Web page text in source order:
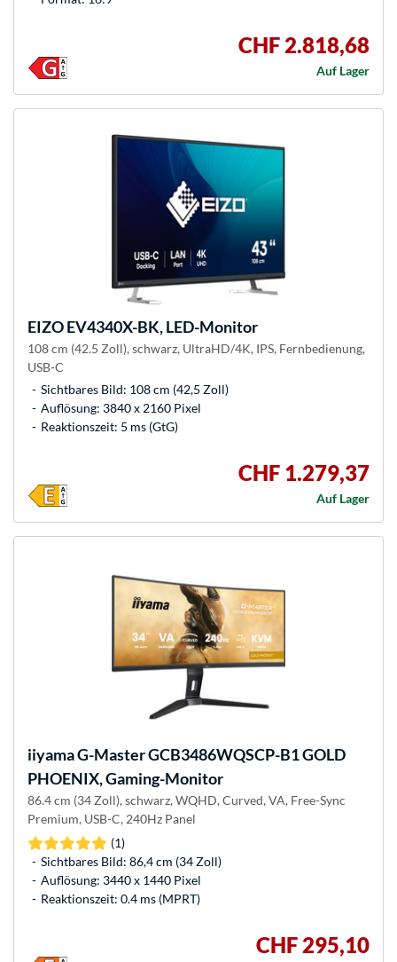
CHF 2.818,68
Auf Lager
EIZOEV4340X-BK, LED-Monitor
108 cm (42.5 Zoll), schwarz, UltraHD/4K, IPS, Fernbedienung,
USB-C
Sichtbares Bild: 108 cm (42,5 Zoll)
Auflösung: 3840 x 2160 Pixel
Reaktionszeit: 5 ms (GtG)
CHF 1.279,37
Auf Lager
iiyamaG-Master GCB3486WQSCP-B1 GOLD
PHOENIX, Gaming-Monitor
86.4 cm (34 Zoll), schwarz, WQHD, Curved, VA, Free-Sync
Premium, USB-C, 240Hz Panel
(1)
Sichtbares Bild: 86,4 cm (34 Zoll)
Auflösung: 3440 x 1440 Pixel
Reaktionszeit: 0.4 ms (MPRT)
CHF 295,10